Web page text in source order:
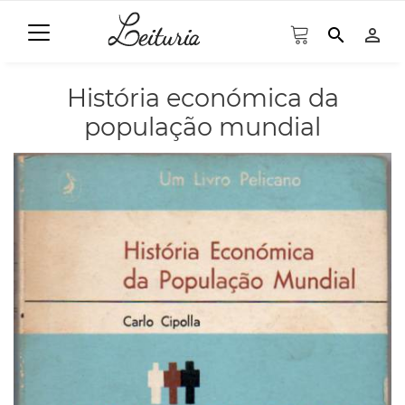
search person_outline
História económica da
população mundial